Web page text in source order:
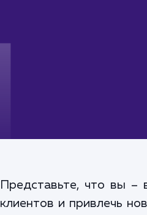
Представьте, что вы –
клиентов и привлечь